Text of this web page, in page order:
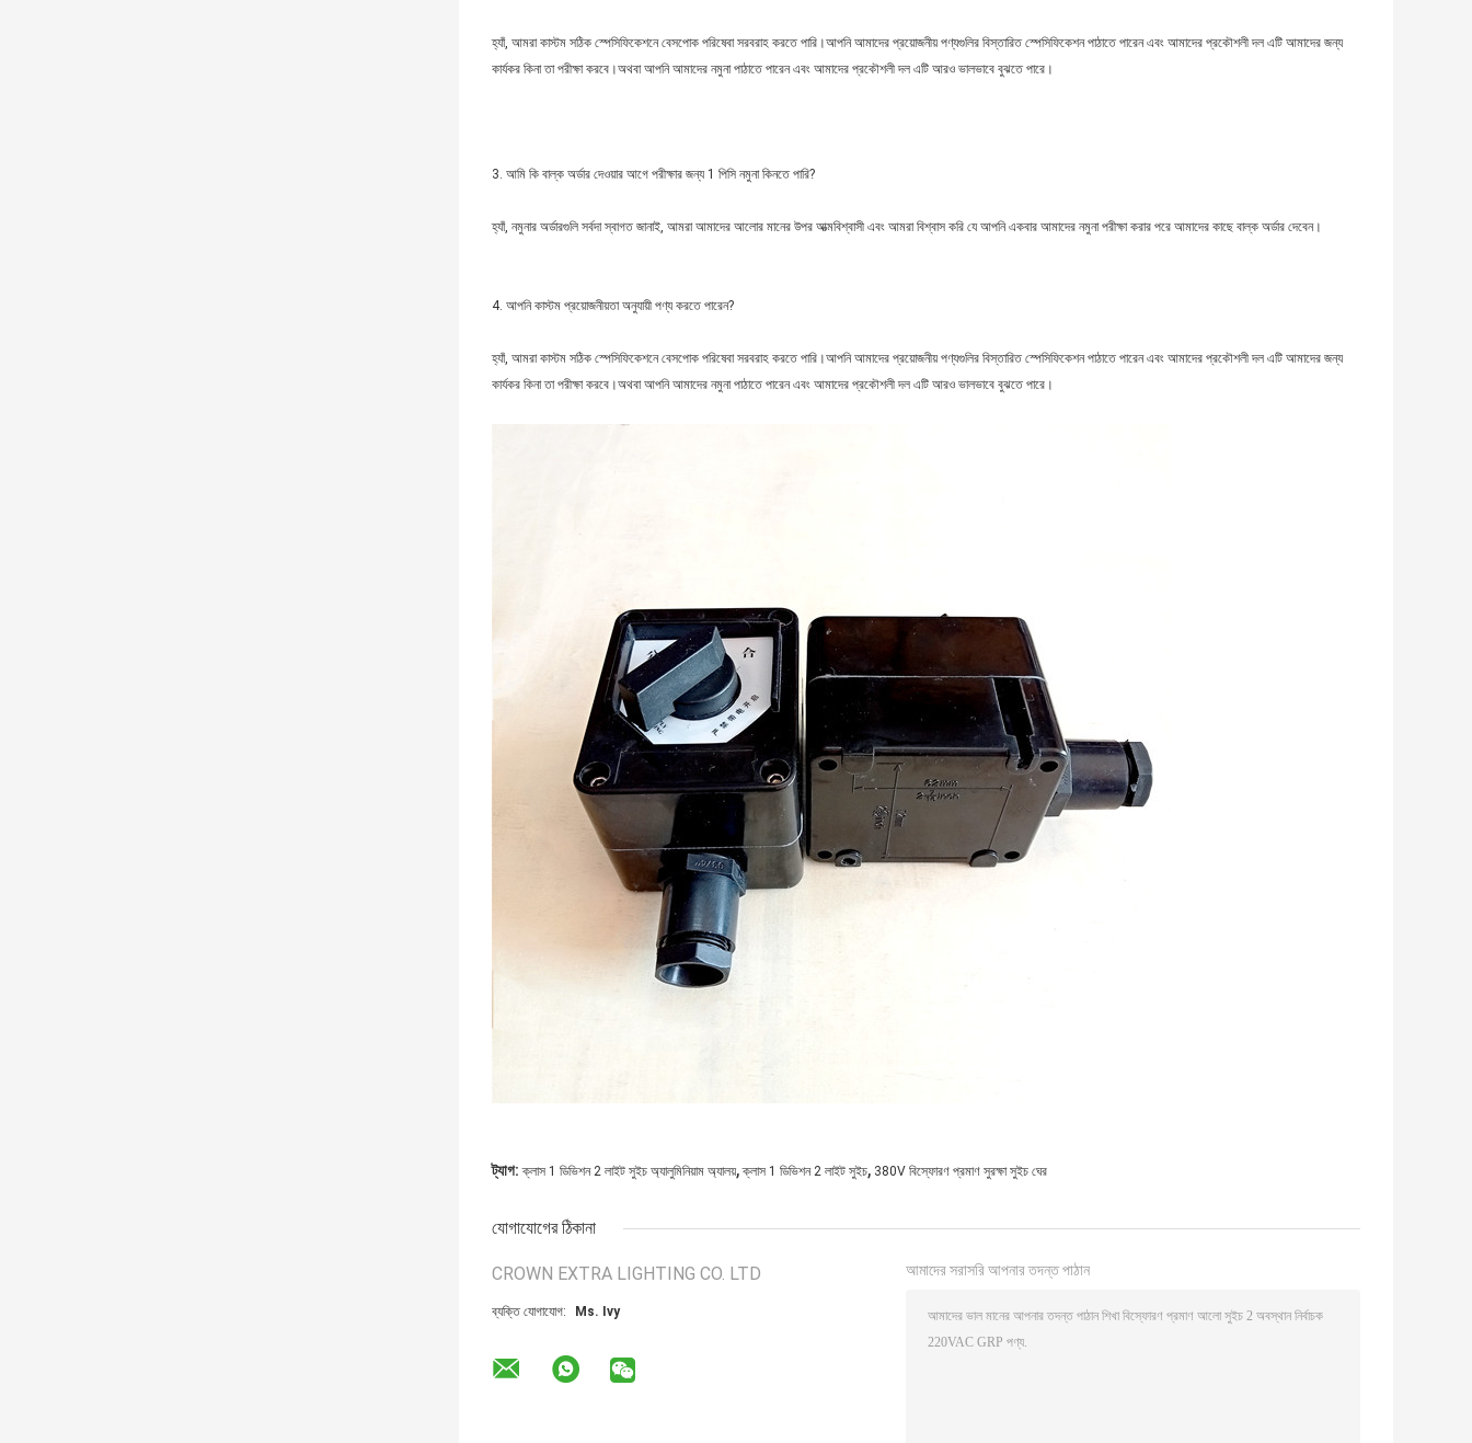
হ্যাঁ, আমরা কাস্টম সঠিক স্পেসিফিকেশনে বেসপোক পরিষেবা সরবরাহ করতে পারি।আপনি আমাদের প্রয়োজনীয় পণ্যগুলির বিস্তারিত স্পেসিফিকেশন পাঠাতে পারেন এবং আমাদের প্রকৌশলী দল এটি আমাদের জন্য
কার্যকর কিনা তা পরীক্ষা করবে।অথবা আপনি আমাদের নমুনা পাঠাতে পারেন এবং আমাদের প্রকৌশলী দল এটি আরও ভালভাবে বুঝতে পারে।
3. আমি কি বাল্ক অর্ডার দেওয়ার আগে পরীক্ষার জন্য 1 পিসি নমুনা কিনতে পারি?
হ্যাঁ, নমুনার অর্ডারগুলি সর্বদা স্বাগত জানাই, আমরা আমাদের আলোর মানের উপর আত্মবিশ্বাসী এবং আমরা বিশ্বাস করি যে আপনি একবার আমাদের নমুনা পরীক্ষা করার পরে আমাদের কাছে বাল্ক অর্ডার দেবেন।
4. আপনি কাস্টম প্রয়োজনীয়তা অনুযায়ী পণ্য করতে পারেন?
হ্যাঁ, আমরা কাস্টম সঠিক স্পেসিফিকেশনে বেসপোক পরিষেবা সরবরাহ করতে পারি।আপনি আমাদের প্রয়োজনীয় পণ্যগুলির বিস্তারিত স্পেসিফিকেশন পাঠাতে পারেন এবং আমাদের প্রকৌশলী দল এটি আমাদের জন্য
কার্যকর কিনা তা পরীক্ষা করবে।অথবা আপনি আমাদের নমুনা পাঠাতে পারেন এবং আমাদের প্রকৌশলী দল এটি আরও ভালভাবে বুঝতে পারে।
ট্যাগ: ক্লাস 1 ডিভিশন 2 লাইট সুইচ অ্যালুমিনিয়াম অ্যালয়, ক্লাস 1 ডিভিশন 2 লাইট সুইচ, 380V বিস্ফোরণ প্রমাণ সুরক্ষা সুইচ ঘের
যোগাযোগের ঠিকানা
CROWN EXTRA LIGHTING CO. LTD
ব্যক্তি যোগাযোগ: Ms. Ivy
আমাদের সরাসরি আপনার তদন্ত পাঠান